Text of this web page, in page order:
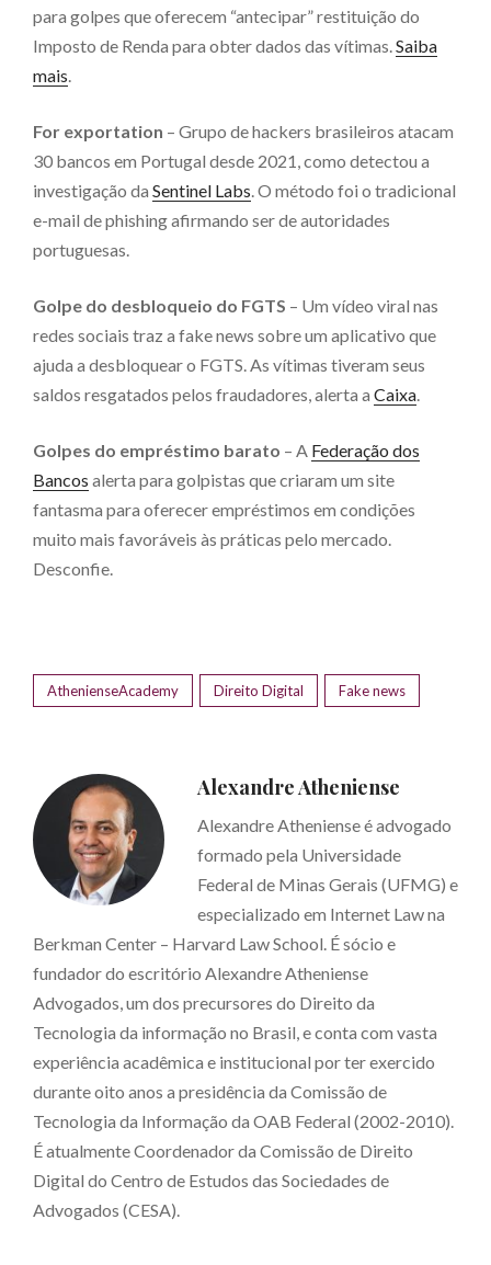
para golpes que oferecem “antecipar” restituição do
Imposto de Renda para obter dados das vítimas.Saiba
mais.
For exportation – Grupo de hackers brasileiros atacam
30 bancos em Portugal desde 2021, como detectou a
investigação da Sentinel Labs. O método foi o tradicional
e-mail de phishing afirmando ser de autoridades
portuguesas.
Golpe do desbloqueio do FGTS – Um vídeo viral nas
redes sociais traz a fake news sobre um aplicativo que
ajuda a desbloquear o FGTS. As vítimas tiveram seus
saldos resgatados pelos fraudadores, alerta a Caixa.
Golpes do empréstimo barato – A Federação dos
Bancos alerta para golpistas que criaram um site
fantasma para oferecer empréstimos em condições
muito mais favoráveis às práticas pelo mercado.
Desconfie.
AthenienseAcademy Direito Digital Fake news
Alexandre Atheniense
Alexandre Atheniense é advogado
formado pela Universidade
Federal de Minas Gerais (UFMG) e
especializado em Internet Law na
Berkman Center – Harvard Law School. É sócio e
fundador do escritório Alexandre Atheniense
Advogados, um dos precursores do Direito da
Tecnologia da informação no Brasil, e conta com vasta
experiência acadêmica e institucional por ter exercido
durante oito anos a presidência da Comissão de
Tecnologia da Informação da OAB Federal (2002-2010).
É atualmente Coordenador da Comissão de Direito
Digital do Centro de Estudos das Sociedades de
Advogados (CESA).